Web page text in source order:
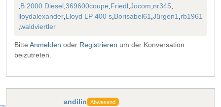
B 2000 Diesel 369600coupe Friedl Jocom nr345
lloydalexander Lloyd LP 400 s Borisabel61 Jürgen1 rb1961
waldviertler
Bitte Anmelden oder Registrieren um der Konversation
beizutreten.
andilin Abwesend